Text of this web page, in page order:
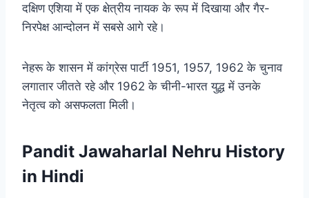
दक्षिण एशिया में एक क्षेत्रीय नायक के रूप में दिखाया और गैर-
निरपेक्ष आन्दोलन में सबसे आगे रहे।
नेहरू के शासन में कांग्रेस पार्टी 1951, 1957, 1962 के चुनाव
लगातार जीतते रहे और 1962 के चीनी-भारत युद्ध में उनके
नेतृत्व को असफलता मिली।
Pandit Jawaharlal Nehru History
in Hindi